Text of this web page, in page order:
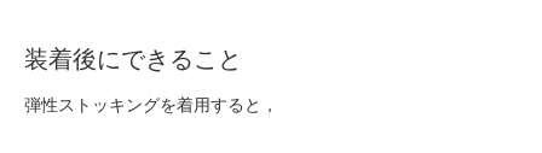
装着後にできること
弾性ストッキングを着用すると，